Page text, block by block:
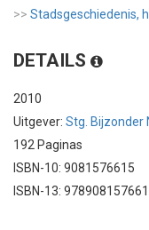
>> Stadsgeschiedenis,
DETAILS
2010
Uitgever: Stg. Bijzonder
192 Paginas
ISBN-10: 9081576615
ISBN-13: